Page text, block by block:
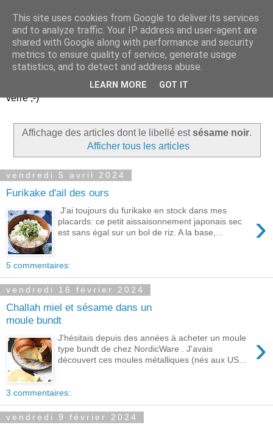
Un peu gay dans les
coings...
Découvrir le monde. Assiette après assiette. Verre après
verre ;-)
Affichage des articles dont le libellé estsésame noir.
Afficher tous les articles
vendredi 5 avril 2024
Furikake d'ail des ours
›
J'ai toujours du furikake en stock dans mes
placards: ce petit aissaisonnement japonais sec
est sans égal sur un bol de riz. A la base,...
5 commentaires:
vendredi 16 février 2024
Challah miel et sésame dans un
moule bundt
›
J'hésitais depuis des années à acheter un moule
type bundt de chez NordicWare . J'avais
découvert ces moules métalliques (nés aux US...
3 commentaires:
vendredi 9 février 2024
This site uses cookies from Google to deliver its services
and to analyze traffic. Your IP address and user-agent are
shared with Google along with performance and security
metrics to ensure quality of service, generate usage
statistics, and to detect and address abuse.
LEARN MORE GOT IT